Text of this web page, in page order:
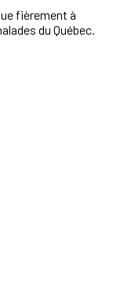
fièrement à
du Québec.